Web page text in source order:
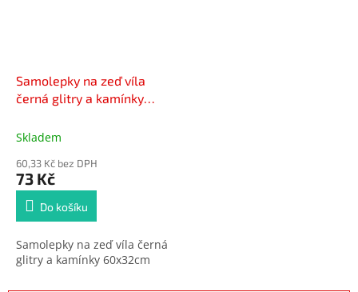
Samolepky na zeď víla
černá glitry a kamínky
Skladem
60,33 Kč bez DPH
73 Kč
Do košíku
Samolepky na zeď víla černá
glitry a kamínky 60x32cm